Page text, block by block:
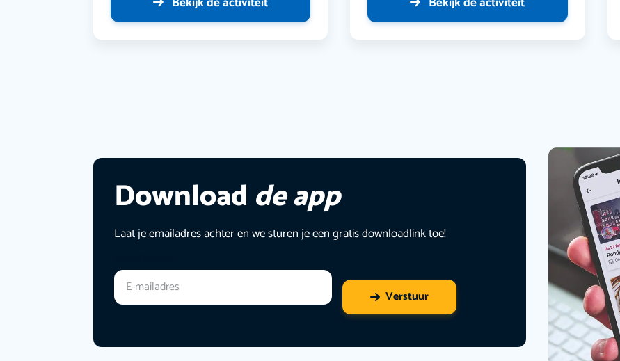
Download de app
Laat je emailadres achter en we sturen je een gratis downloadlink toe!
Verstuur